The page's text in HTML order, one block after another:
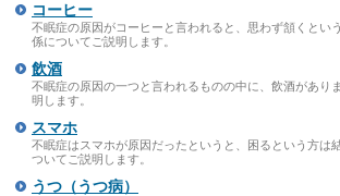
コーヒー
不眠症の原因がコーヒーと言われると、思わず頷くとい
係についてご説明します。
飲酒
不眠症の原因の一つと言われるものの中に、飲酒があり
明します。
スマホ
不眠症はスマホが原因だったというと、困るという方は
ついてご説明します。
うつ（うつ病）